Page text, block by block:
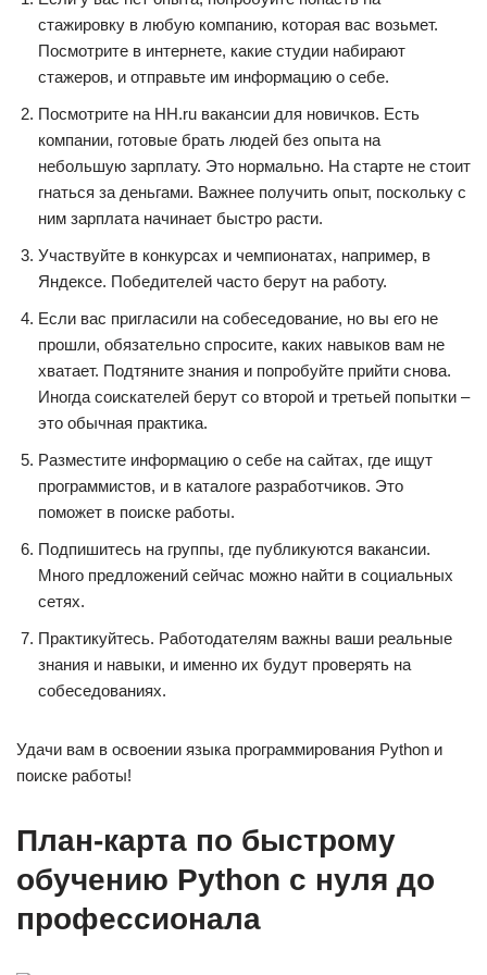
стажировку в любую компанию, которая вас возьмет.
Посмотрите в интернете, какие студии набирают
стажеров, и отправьте им информацию о себе.
Посмотрите на HH.ru вакансии для новичков. Есть
компании, готовые брать людей без опыта на
небольшую зарплату. Это нормально. На старте не стоит
гнаться за деньгами. Важнее получить опыт, поскольку с
ним зарплата начинает быстро расти.
Участвуйте в конкурсах и чемпионатах, например, в
Яндексе. Победителей часто берут на работу.
Если вас пригласили на собеседование, но вы его не
прошли, обязательно спросите, каких навыков вам не
хватает. Подтяните знания и попробуйте прийти снова.
Иногда соискателей берут со второй и третьей попытки –
это обычная практика.
Разместите информацию о себе на сайтах, где ищут
программистов, и в каталоге разработчиков. Это
поможет в поиске работы.
Подпишитесь на группы, где публикуются вакансии.
Много предложений сейчас можно найти в социальных
сетях.
Практикуйтесь. Работодателям важны ваши реальные
знания и навыки, и именно их будут проверять на
собеседованиях.
Удачи вам в освоении языка программирования Python и
поиске работы!
План-карта по быстрому
обучению Python c нуля до
профессионала